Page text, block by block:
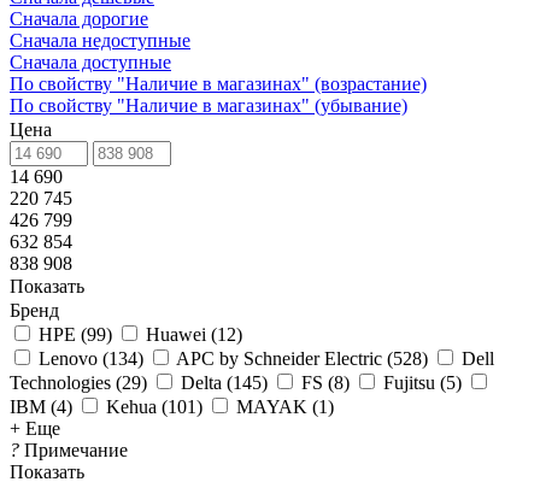
Сначала дорогие
Сначала недоступные
Сначала доступные
По свойству "Наличие в магазинах" (возрастание)
По свойству "Наличие в магазинах" (убывание)
Цена
14 690
220 745
426 799
632 854
838 908
Показать
Бренд
HPE (99) Huawei (12)
Lenovo (134) APC by Schneider Electric (528)
Dell
Technologies (29) Delta (145) FS (8) Fujitsu (5)
IBM (4) Kehua (101) MAYAK (1)
+ Еще
? Примечание
Показать